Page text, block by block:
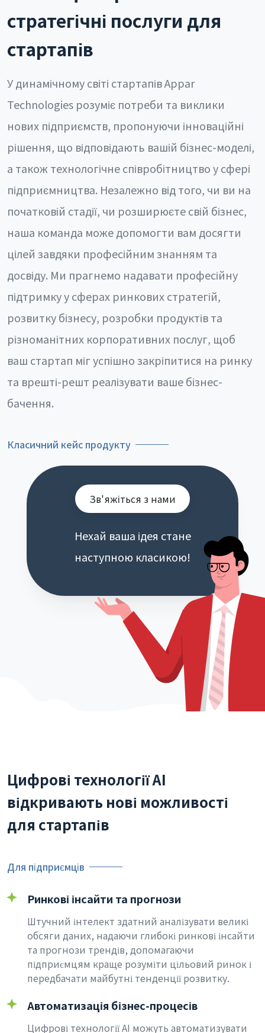
стратегічні послуги для
стартапів
У динамічному світі стартапів Appar
Technologies розуміє потреби та виклики
нових підприємств, пропонуючи інноваційні
рішення, що відповідають вашій бізнес-моделі,
а також технологічне співробітництво у сфері
підприємництва. Незалежно від того, чи ви на
початковій стадії, чи розширюєте свій бізнес,
наша команда може допомогти вам досягти
цілей завдяки професійним знанням та
досвіду. Ми прагнемо надавати професійну
підтримку у сферах ринкових стратегій,
розвитку бізнесу, розробки продуктів та
різноманітних корпоративних послуг, щоб
ваш стартап міг успішно закріпитися на ринку
та врешті-решт реалізувати ваше бізнес-
бачення.
Класичний кейс продукту
Зв'яжіться з нами
Нехай ваша ідея стане
наступною класикою!
Цифрові технології AI
відкривають нові можливості
для стартапів
Для підприємців
Ринкові інсайти та прогнози
Штучний інтелект здатний аналізувати великі
обсяги даних, надаючи глибокі ринкові інсайти
та прогнози трендів, допомагаючи
підприємцям краще розуміти цільовий ринок і
передбачати майбутні тенденції розвитку.
Автоматизація бізнес-процесів
Цифрові технології AI можуть автоматизувати